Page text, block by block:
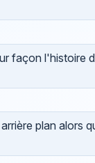
façon l'histoire
plan alors